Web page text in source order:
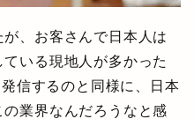
、お客さんで日本人は
いる現地人が多かった
信するのと同様に、日本
業界なんだろうなと感